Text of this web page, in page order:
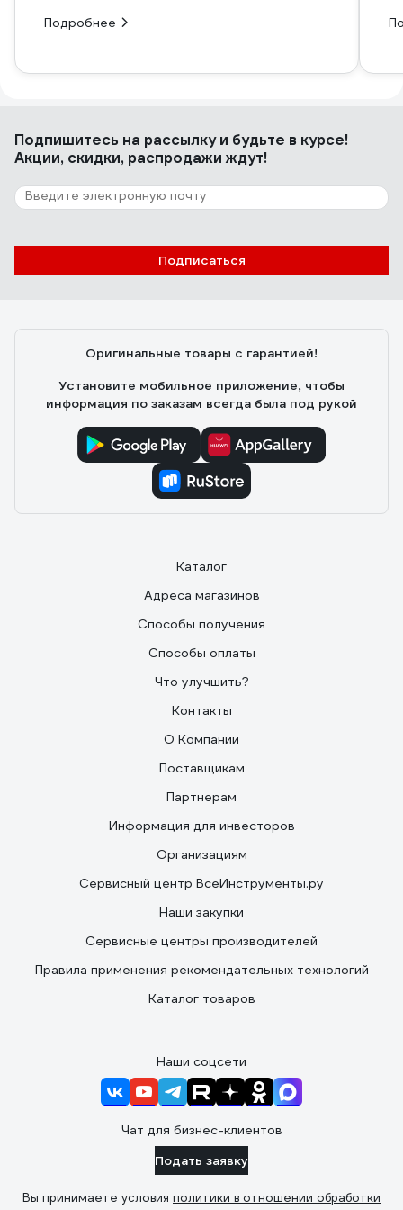
P.S. А ещё им отлично маркировать
Подробнее
Подпишитесь на рассылкуи будьте в курсе!
Акции, скидки, распродажи ждут!
Подписаться
Оригинальные товары с гарантией!
Установите мобильное приложение, чтобы
информация по заказам всегда была под рукой
Каталог
Адреса магазинов
Способы получения
Способы оплаты
Что улучшить?
Контакты
О Компании
Поставщикам
Партнерам
Информация для инвесторов
Организациям
Сервисный центр ВсеИнструменты.ру
Наши закупки
Сервисные центры производителей
Правила применения рекомендательных технологий
Каталог товаров
Наши соцсети
Чат для бизнес-клиентов
Подать заявку
Вы принимаете условия политики в отношении обработки